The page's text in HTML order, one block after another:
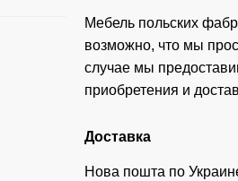
Мебель польских
возможно, что мы
случае мы
приобретения и
Доставка
Нова пошта по